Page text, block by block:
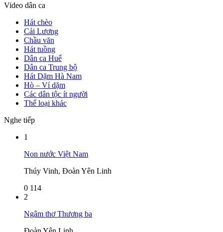
Video dân ca
Hát chèo
Cải Lương
Chầu văn
Hát tuồng
Dân ca Huế
Dân ca Trung bộ
Hát Dặm Hà Nam
Hò – Ví dặm
Các dân tộc ít người
Thể loại khác
Nghe tiếp
1
Non nước Việt Nam
Thúy Vinh, Đoàn Yên Linh
0 114
2
Ngâm thơ Thương ba